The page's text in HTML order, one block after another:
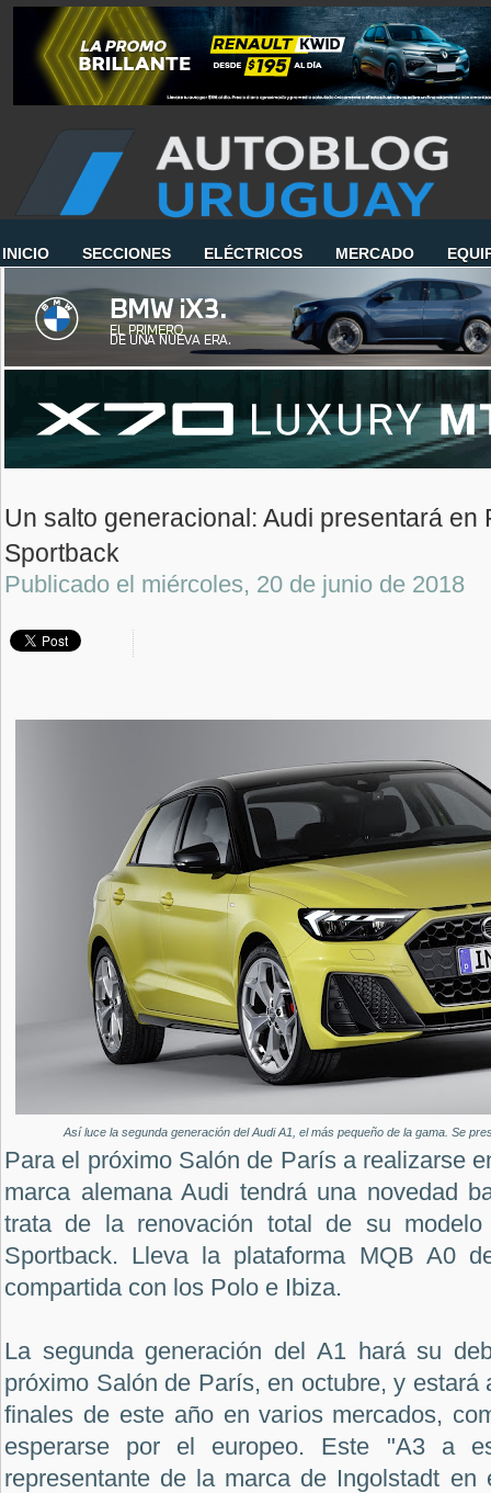
INICIO SECCIONES ELÉCTRICOS MERCADO
Un salto generacional: Audi presentará en
Sportback
Publicado el miércoles, 20 de junio de 2018
Así luce la segunda generación del Audi A1, el más pequeño de la gama. Se
Para el próximo Salón de París a realizarse
marca alemana Audi tendrá una novedad
trata de la renovación total de su
Sportback. Lleva la plataforma MQB A0
compartida con los Polo e Ibiza.
La segunda generación del A1 hará su
próximo Salón de París, en octubre, y estará
finales de este año en varios mercados,
esperarse por el europeo. Este "A3 a
representante de la marca de Ingolstadt